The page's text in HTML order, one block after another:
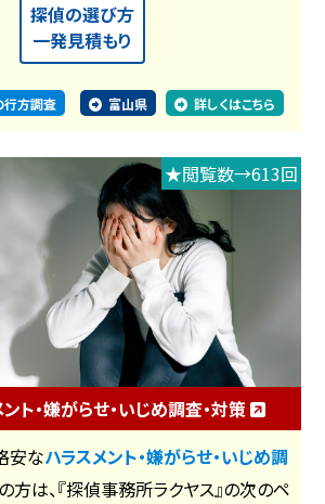
探偵の選び方
一発見積もり
行方調査 富山県 詳しくはこちら
★閲覧数→613回
ト・嫌がらせ・いじめ調査・対策
安なハラスメント・嫌がらせ・いじめ調
方は、『探偵事務所ラクヤス』の次のペ